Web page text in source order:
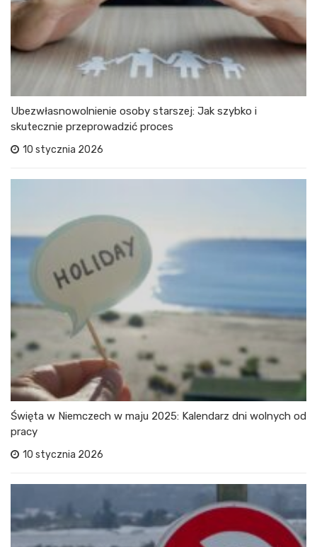
Ubezwłasnowolnienie osoby starszej: Jak szybko i
skutecznie przeprowadzić proces
10 stycznia 2026
Święta w Niemczech w maju 2025: Kalendarz dni wolnych od
pracy
10 stycznia 2026